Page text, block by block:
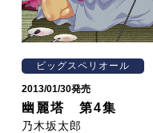
ビッグスペリオール
2013/01/30発売
幽麗塔 第4集
乃木坂太郎